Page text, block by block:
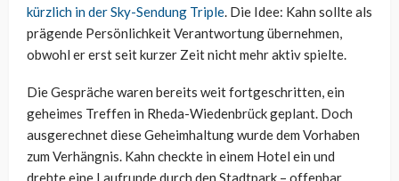
kürzlich in der Sky-Sendung Triple. Die Idee: Kahn sollte als
prägende Persönlichkeit Verantwortung übernehmen,
obwohl er erst seit kurzer Zeit nicht mehr aktiv spielte.
Die Gespräche waren bereits weit fortgeschritten, ein
geheimes Treffen in Rheda-Wiedenbrück geplant. Doch
ausgerechnet diese Geheimhaltung wurde dem Vorhaben
zum Verhängnis. Kahn checkte in einem Hotel ein und
drehte eine Laufrunde durch den Stadtpark – offenbar